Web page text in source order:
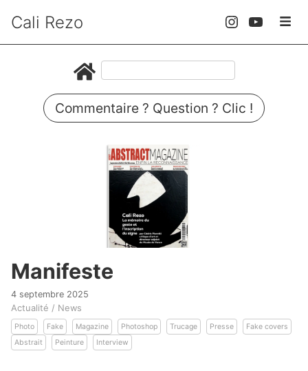
Cali Rezo
Commentaire ? Question ? Clic !
Manifeste
4 septembre 2025
Actualité / News
Photo Fake Magazine Photoshop Trucage Presse
Fake covers
Abstrait
Peinture Interview